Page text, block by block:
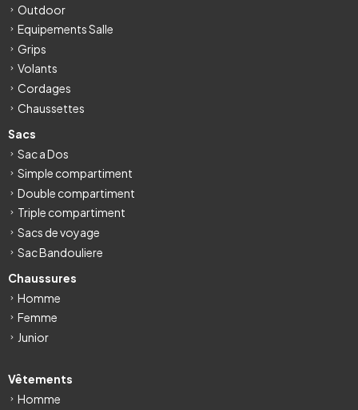
Outdoor
Equipements Salle
Grips
Volants
Cordages
Chaussettes
Sacs
Sac a Dos
Simple compartiment
Double compartiment
Triple compartiment
Sacs de voyage
Sac Bandouliere
Chaussures
Homme
Femme
Junior
Vêtements
Homme